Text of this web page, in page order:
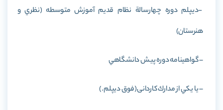
-ديپلم دوره چهارسالة نظام قديم آموزش متوسطه (نظري و
هنرستان)
– گواهينامه دوره پيش دانشگاهي
– يا يكي از مدارك كاردانی(فوق ديپلم.)